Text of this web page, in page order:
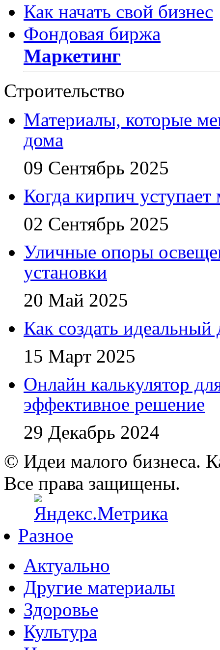
Как начать свой бизнес
Фондовая биржа
Маркетинг
Строительство
Материалы, которые
дома
09 Сентябрь 2025
Когда кирпич
02 Сентябрь 2025
Уличные опоры
установки
20 Май 2025
Как создать
15 Март 2025
Онлайн калькулятор
эффективное решение
29 Декабрь 2024
© Идеи малого бизнеса.
Все права защищены.
Разное
Актуально
Другие материалы
Здоровье
Культура